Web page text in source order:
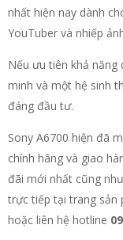
nhất hiện nay dành
YouTuber và nhiếp
Nếu ưu tiên khả
minh và một hệ sinh
đáng đầu tư.
Sony A6700 hiện đã
chính hãng và giao
đãi mới nhất cũng
trực tiếp tại trang sản
hoặc liên hệ hotline